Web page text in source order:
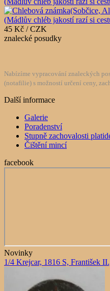
45 Kč / CZK
znalecké posudky
Nabízíme vypracování znaleckých
(notafilie) s možností určení ceny,
Další informace
Galerie
Poradenství
Stupně zachovalosti
Čištění mincí
facebook
Novinky
1/4 Krejcar, 1816 S, František